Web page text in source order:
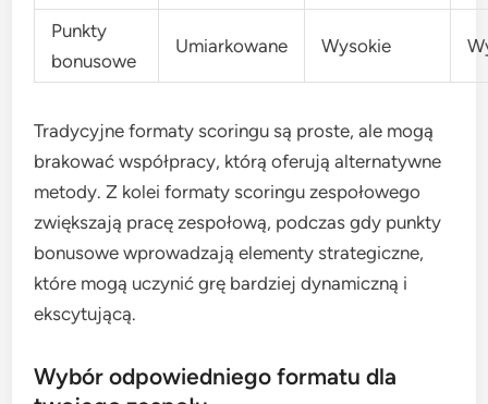
Punkty
bonusowe
Umiarkowane Wysokie
Tradycyjne formaty scoringu są proste, ale mogą
brakować współpracy, którą oferują alternatywne
metody. Z kolei formaty scoringu zespołowego
zwiększają pracę zespołową, podczas gdy punkty
bonusowe wprowadzają elementy strategiczne,
które mogą uczynić grę bardziej dynamiczną i
ekscytującą.
Wybór odpowiedniego formatu dla